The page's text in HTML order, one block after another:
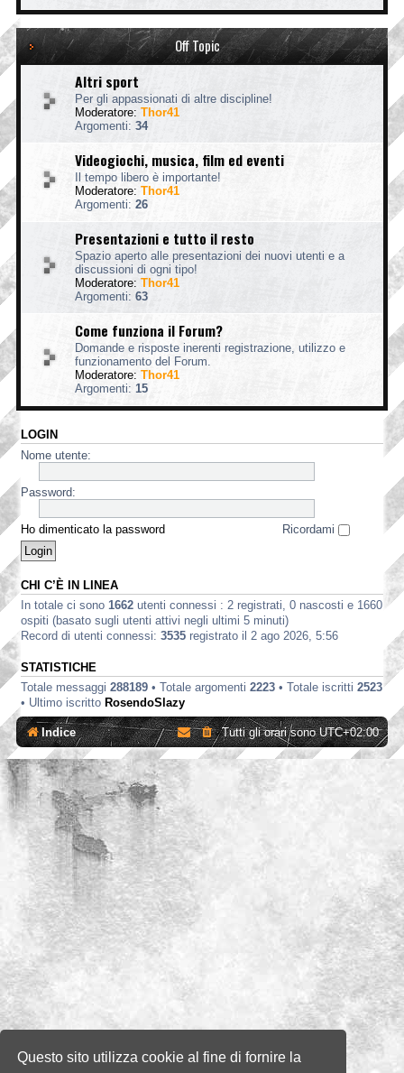
Questo sito utilizza cookie al fine di fornire la
Off Topic
Altri sport
Per gli appassionati di altre discipline!
Moderatore: Thor41
Argomenti: 34
Videogiochi, musica, film ed eventi
Il tempo libero è importante!
Moderatore: Thor41
Argomenti: 26
Presentazioni e tutto il resto
Spazio aperto alle presentazioni dei nuovi utenti e a
discussioni di ogni tipo!
Moderatore: Thor41
Argomenti: 63
Come funziona il Forum?
Domande e risposte inerenti registrazione, utilizzo e
funzionamento del Forum.
Moderatore: Thor41
Argomenti: 15
LOGIN
Nome utente:
Password:
Ho dimenticato la password Ricordami
CHI C’È IN LINEA
In totale ci sono 1662 utenti connessi : 2 registrati, 0 nascosti e 1660
ospiti (basato sugli utenti attivi negli ultimi 5 minuti)
Record di utenti connessi: 3535 registrato il 2 ago 2026, 5:56
STATISTICHE
Totale messaggi 288189 • Totale argomenti 2223 • Totale iscritti 2523
• Ultimo iscritto RosendoSlazy
Indice Tutti gli orari sonoUTC+02:00